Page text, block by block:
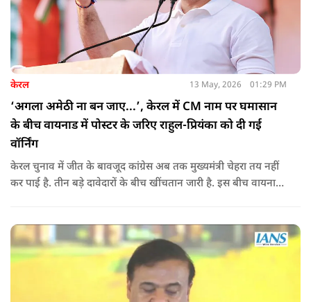
केरल 13 May, 2026 01:29 PM
‘अगला अमेठी ना बन जाए...’, केरल में CM नाम पर घमासान
के बीच वायनाड में पोस्टर के जरिए राहुल-प्रियंका को दी गई
वॉर्निंग
केरल चुनाव में जीत के बावजूद कांग्रेस अब तक मुख्यमंत्री चेहरा तय नहीं
कर पाई है. तीन बड़े दावेदारों के बीच खींचतान जारी है. इस बीच वायनाड